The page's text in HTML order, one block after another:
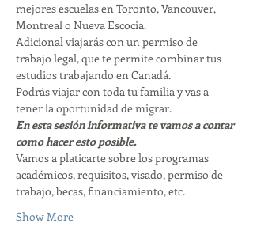
mejores escuelas en Toronto, Vancouver,
Montreal o Nueva Escocia.
Adicional viajarás con un permiso de
trabajo legal, que te permite combinar tus
estudios trabajando en Canadá.
Podrás viajar con toda tu familia y vas a
tener la oportunidad de migrar.
En esta sesión informativa te vamos a contar
como hacer esto posible.
Vamos a platicarte sobre los programas
académicos, requisitos, visado, permiso de
trabajo, becas, financiamiento, etc.
Show More